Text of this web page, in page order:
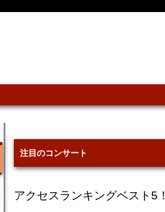
注目のコンサート
アクセスランキングベスト5！